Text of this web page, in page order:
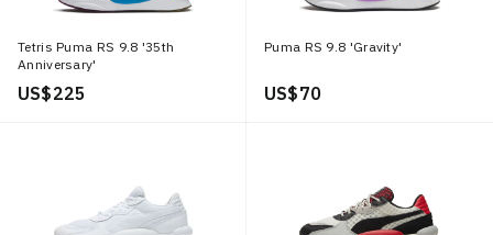
Tetris Puma RS 9.8 '35th
Anniversary'
US$ 225
Puma RS 9.8 'Gravity'
US$ 70